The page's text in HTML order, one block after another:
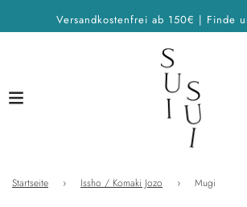
Versandkostenfrei ab 150€ | Finde
Startseite › Issho / Komaki Jozo › Mugi